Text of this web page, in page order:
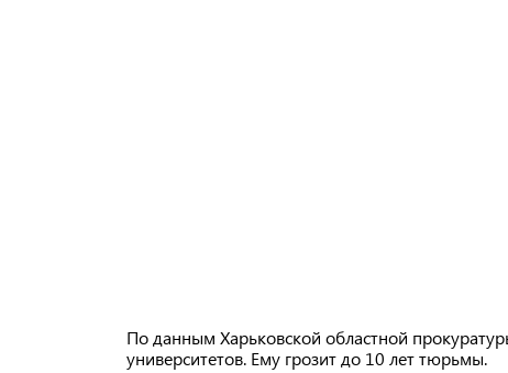
По данным Харьковской областной
университетов. Ему грозит до 10 лет тюрьмы.